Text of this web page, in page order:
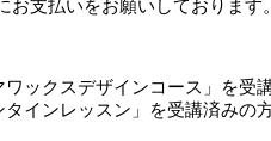
支払いをお願いしております。
ワックスデザインコース」を受
インレッスン」を受講済みの